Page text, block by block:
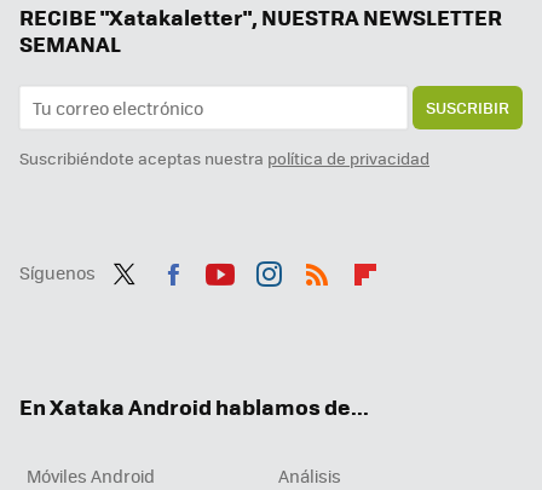
RECIBE "Xatakaletter", NUESTRA NEWSLETTER
SEMANAL
SUSCRIBIR
Suscribiéndote aceptas nuestra política de privacidad
Síguenos
En Xataka Android hablamos de...
Móviles Android
Análisis